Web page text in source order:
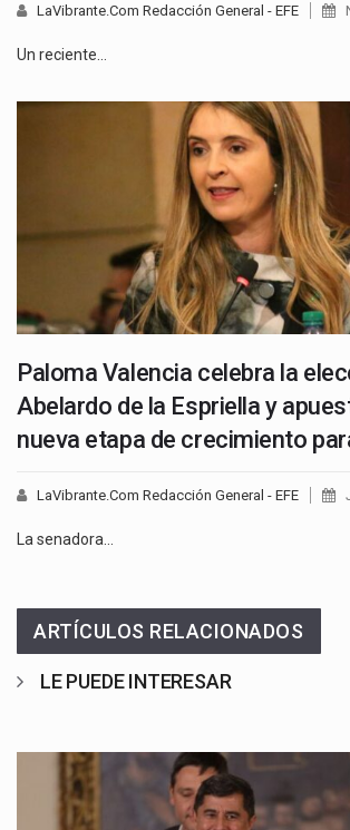
LaVibrante.Com Redacción General - EFE
Un reciente…
Paloma Valencia celebra la
Abelardo de la Espriella y
nueva etapa de crecimiento
LaVibrante.Com Redacción General - EFE
La senadora…
ARTÍCULOS RELACIONADOS
LE PUEDE INTERESAR